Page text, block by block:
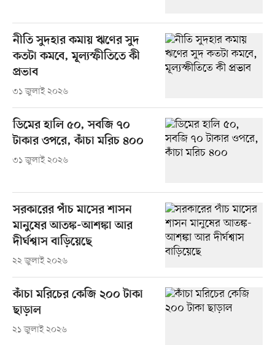
নীতি সুদহার কমায় ঋণের সুদ
কতটা কমবে, মূল্যস্ফীতিতে কী
প্রভাব
৩১ জুলাই ২০২৬
ডিমের হালি ৫০, সবজি ৭০
টাকার ওপরে, কাঁচা মরিচ ৪০০
৩১ জুলাই ২০২৬
সরকারের পাঁচ মাসের শাসন
মানুষের আতঙ্ক-আশঙ্কা আর
দীর্ঘশ্বাস বাড়িয়েছে
২২ জুলাই ২০২৬
কাঁচা মরিচের কেজি ২০০ টাকা
ছাড়াল
২১ জুলাই ২০২৬